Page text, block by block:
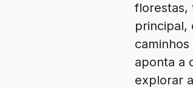
florestas,
principal,
aponta a
explorar